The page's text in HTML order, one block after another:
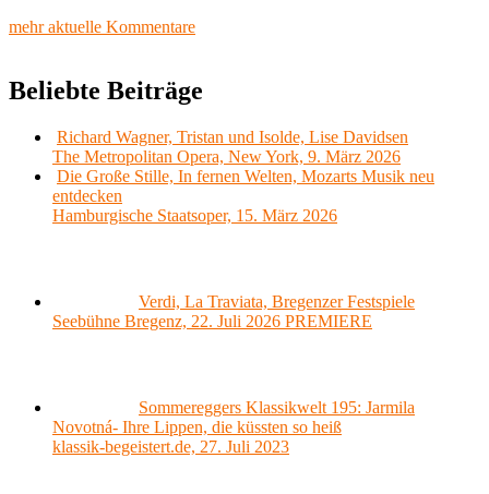
mehr aktuelle Kommentare
Beliebte Beiträge
Richard Wagner, Tristan und Isolde, Lise Davidsen
The Metropolitan Opera, New York, 9. März 2026
Die Große Stille, In fernen Welten, Mozarts Musik neu
entdecken
Hamburgische Staatsoper, 15. März 2026
Verdi, La Traviata, Bregenzer Festspiele
Seebühne Bregenz, 22. Juli 2026 PREMIERE
Sommereggers Klassikwelt 195: Jarmila
Novotná- Ihre Lippen, die küssten so heiß
klassik-begeistert.de, 27. Juli 2023